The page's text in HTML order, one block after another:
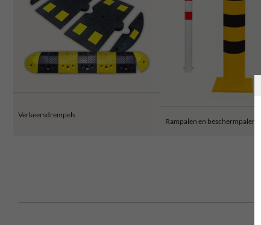
Verkeersdrempels
Rampalen en beschermpalen